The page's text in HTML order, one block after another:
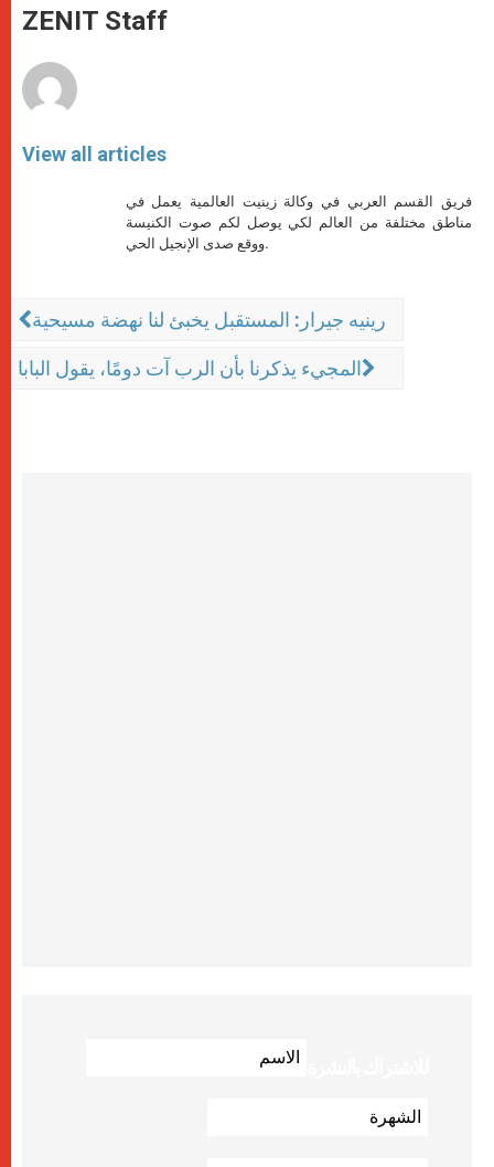
p
p
g
e
o
k
ZENIT Staff
View all articles
فريق القسم العربي في وكالة زينيت العالمية يعمل في
مناطق مختلفة من العالم لكي يوصل لكم صوت الكنيسة
ووقع صدى الإنجيل الحي.
رينيه جيرار: المستقبل يخبئ لنا نهضة مسيحية
المجيء يذكرنا بأن الرب آت دومًا، يقول البابا